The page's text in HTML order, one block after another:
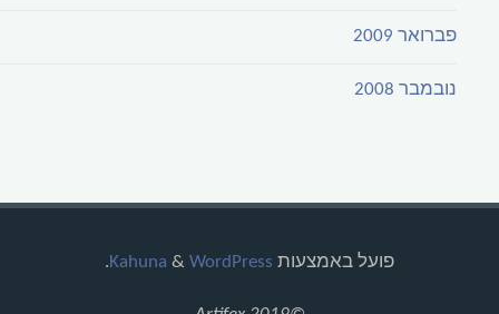
פברואר 2009
נובמבר 2008
פועל באמצעות & WordPress
.